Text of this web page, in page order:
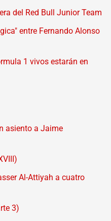
del Red Bull Junior Team
entre Fernando Alonso
1 vivos estarán en
asiento a Jaime
Al-Attiyah a cuatro
3)